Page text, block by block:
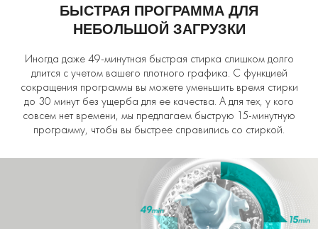
БЫСТРАЯ ПРОГРАММА ДЛЯ
НЕБОЛЬШОЙ ЗАГРУЗКИ
Иногда даже 49-минутная быстрая стирка слишком долго
длится с учетом вашего плотного графика. С функцией
сокращения программы вы можете уменьшить время стирки
до 30 минут без ущерба для ее качества. А для тех, у кого
совсем нет времени, мы предлагаем быструю 15-минутную
программу, чтобы вы быстрее справились со стиркой.